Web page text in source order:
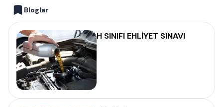
Bloglar
H SINIFI EHLİYET SINAVI